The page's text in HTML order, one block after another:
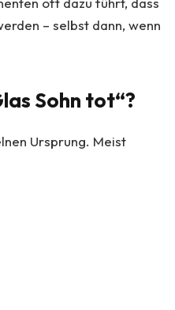
– selbst dann, wenn
Sohn tot“?
Ursprung. Meist